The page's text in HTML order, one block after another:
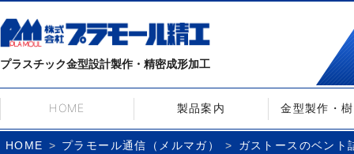
プラスチック金型設計製作・精密成形加工
HOME 製品案内 金型製作・
HOME プラモール通信（メルマガ） ガストースのベント